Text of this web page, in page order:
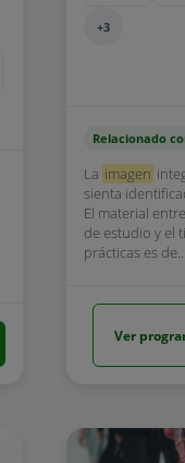
+3
Relacionado
La imagen
sienta
El material
de estudio y el
prácticas es de...
Ver